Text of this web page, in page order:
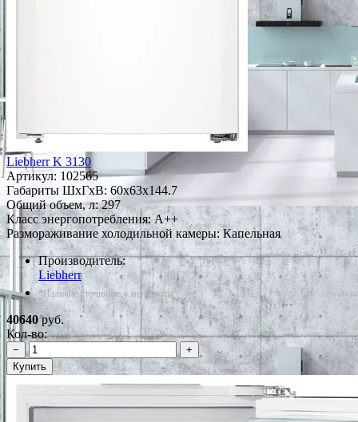
Liebherr K 3130
Артикул: 102565
Габариты ШxГxВ: 60x63x144.7
Общий объем, л: 297
Класс энергопотребления: A++
Размораживание холодильной камеры: Капельная
Производитель:
Liebherr
*Наличие уточняйте у менеджера
40640руб.
Кол-во:
−
+
Купить